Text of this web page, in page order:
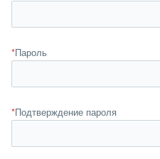
*Пароль
*Подтверждение пароля